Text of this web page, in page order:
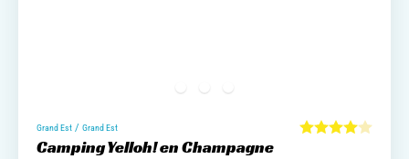
Grand Est / Grand Est
Camping Yelloh! en Champagne